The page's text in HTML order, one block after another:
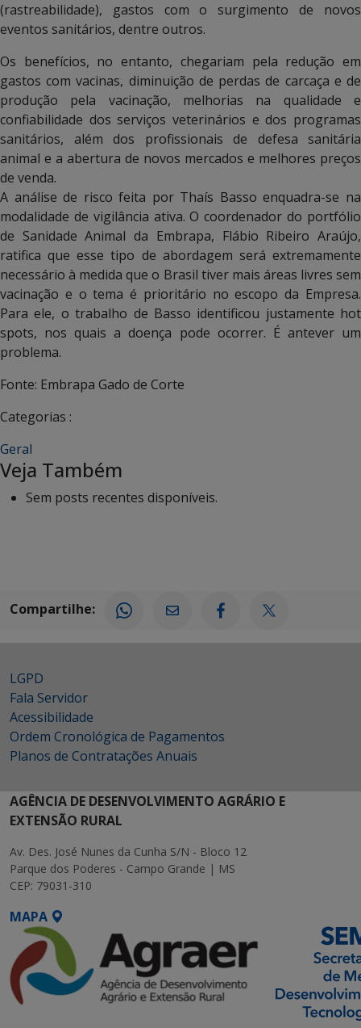
(rastreabilidade), gastos com o surgimento de novos
eventos sanitários, dentre outros.
Os benefícios, no entanto, chegariam pela redução em
gastos com vacinas, diminuição de perdas de carcaça e de
produção pela vacinação, melhorias na qualidade e
confiabilidade dos serviços veterinários e dos programas
sanitários, além dos profissionais de defesa sanitária
animal e a abertura de novos mercados e melhores preços
de venda.
A análise de risco feita por Thaís Basso enquadra-se na
modalidade de vigilância ativa. O coordenador do portfólio
de Sanidade Animal da Embrapa, Flábio Ribeiro Araújo,
ratifica que esse tipo de abordagem será extremamente
necessário à medida que o Brasil tiver mais áreas livres sem
vacinação e o tema é prioritário no escopo da Empresa.
Para ele, o trabalho de Basso identificou justamente hot
spots, nos quais a doença pode ocorrer. É antever um
problema.
Fonte: Embrapa Gado de Corte
Categorias :
Geral
Veja Também
Sem posts recentes disponíveis.
Compartilhe:
LGPD
Fala Servidor
Acessibilidade
Ordem Cronológica de Pagamentos
Planos de Contratações Anuais
AGÊNCIA DE DESENVOLVIMENTO AGRÁRIO E
EXTENSÃO RURAL
Av. Des. José Nunes da Cunha S/N - Bloco 12
Parque dos Poderes - Campo Grande | MS
CEP: 79031-310
MAPA